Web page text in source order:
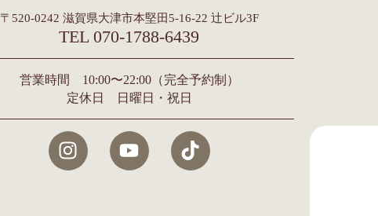
〒520-0242 滋賀県大津市本堅田5-16-22 辻ビル3F
TEL 070-1788-6439
営業時間 10:00〜22:00（完全予約制）
定休日 日曜日・祝日